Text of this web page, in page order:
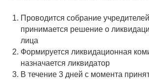
Проводится собрание
принимается решение о
лица
Формируется ликвидационная
назначается ликвидатор
В течение 3 дней с момента